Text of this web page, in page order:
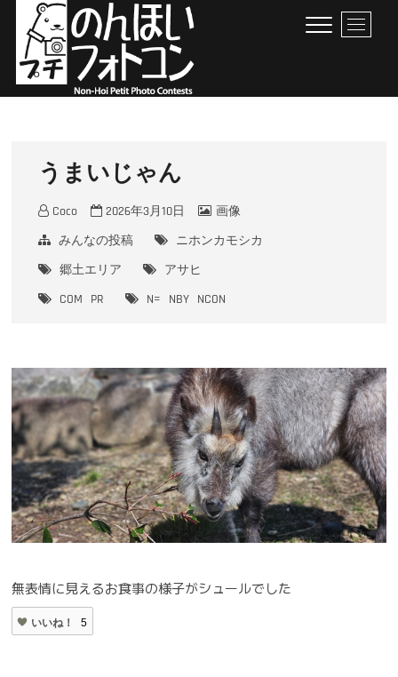
content
M
e
B
うまいじゃん
Coco 2026年3月10日
画像
みんなの投稿
ニホンカモシカ
郷土エリア
アサヒ
COM
PR N= NBY NCON
無表情に見えるお食事の様子がシュールでした
いいね！ 5